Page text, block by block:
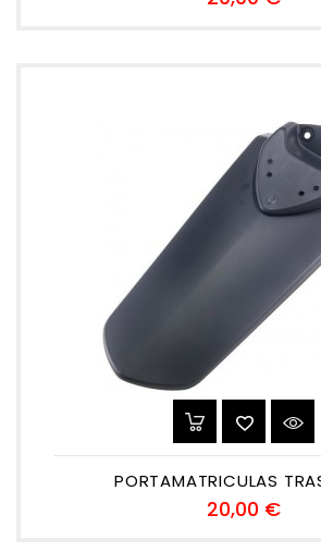
PORTAMATRICULAS
20,00 €